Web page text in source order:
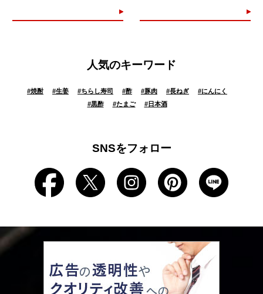
人気のキーワード
#焼酎 #生姜 #ちらし寿司 #酢 #豚肉 #長ねぎ #にんにく
#黒酢 #たまご #日本酒
SNSをフォロー